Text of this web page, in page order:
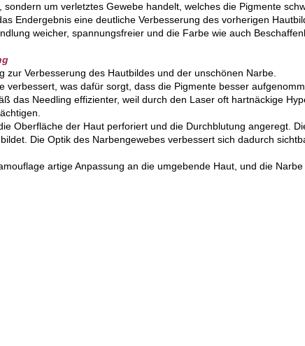
um verletztes Gewebe handelt, welches die Pigmente
Endergebnis eine deutliche Verbesserung des vorherigen
weicher, spannungsfreier und die Farbe wie auch
Verbesserung des Hautbildes und der unschönen Narbe.
verbessert, was dafür sorgt, dass die Pigmente besser
das Needling effizienter, weil durch den Laser oft hartnäckige
Oberfläche der Haut perforiert und die Durchblutung angeregt.
Die Optik des Narbengewebes verbessert sich dadurch
artige Anpassung an die umgebende Haut, und die